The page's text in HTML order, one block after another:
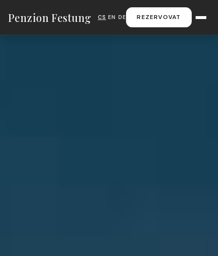
Penzion Festung CS |EN DE REZERVOVAT